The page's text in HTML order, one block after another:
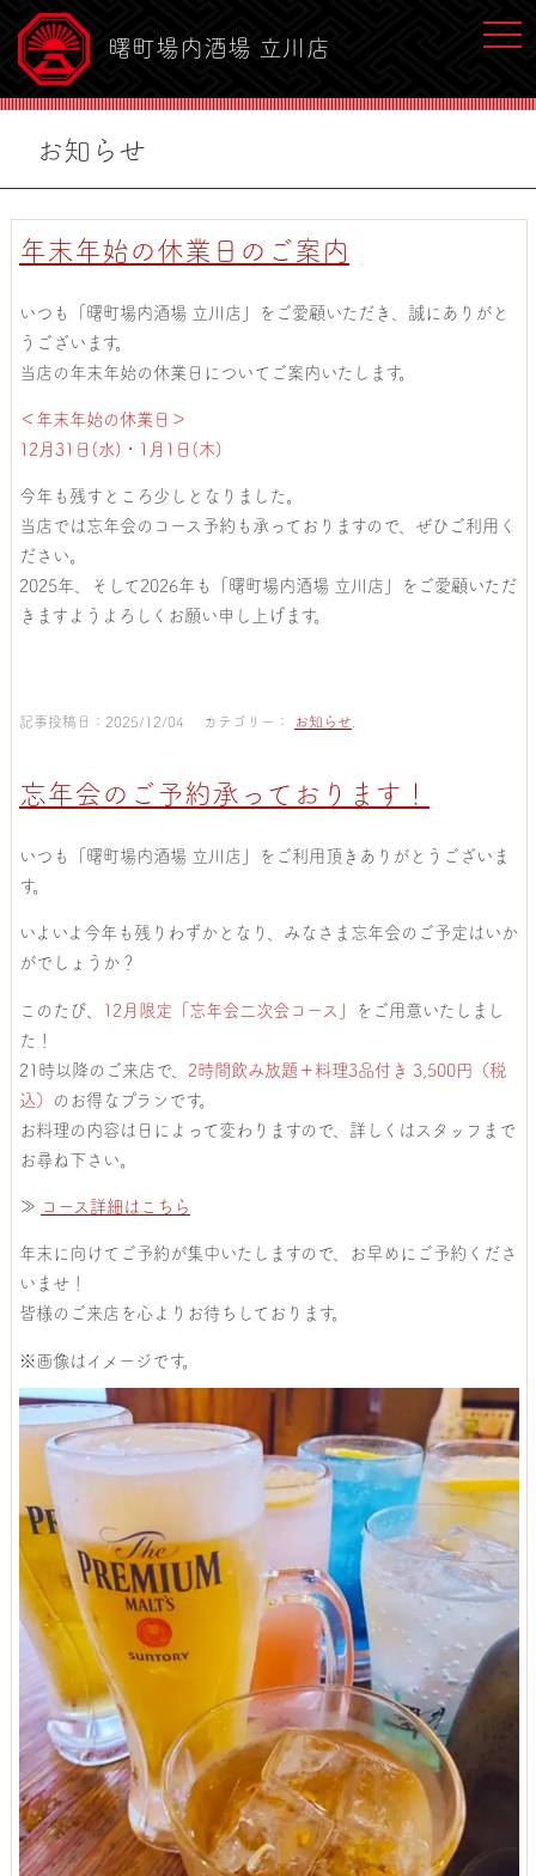
曙町場内酒場 立川店
お知らせ
年末年始の休業日のご案内
いつも「曙町場内酒場 立川店」をご愛顧いただき、誠にありがと
うございます。
当店の年末年始の休業日についてご案内いたします。
＜年末年始の休業日＞
12月31日(水)・1月1日(木)
今年も残すところ少しとなりました。
当店では忘年会のコース予約も承っておりますので、ぜひご利用く
ださい。
2025年、そして2026年も「曙町場内酒場 立川店」をご愛顧いただ
きますようよろしくお願い申し上げます。
記事投稿日：2025/12/04 カテゴリー： お知らせ
忘年会のご予約承っております！
いつも「曙町場内酒場 立川店」をご利用頂きありがとうございま
す。
いよいよ今年も残りわずかとなり、みなさま忘年会のご予定はいか
がでしょうか？
このたび、
12月限定「忘年会二次会コース」 をご用意いたしまし
た！
21時以降のご来店で、 2時間飲み放題＋料理3品付き 3,500円（税
込） のお得なプランです。
お料理の内容は日によって変わりますので、詳しくはスタッフまで
お尋ね下さい。
≫ コース詳細はこちら
年末に向けてご予約が集中いたしますので、お早めにご予約くださ
いませ！
皆様のご来店を心よりお待ちしております。
※画像はイメージです。